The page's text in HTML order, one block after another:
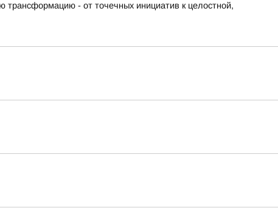
трансформацию - от точечных инициатив к целостной,